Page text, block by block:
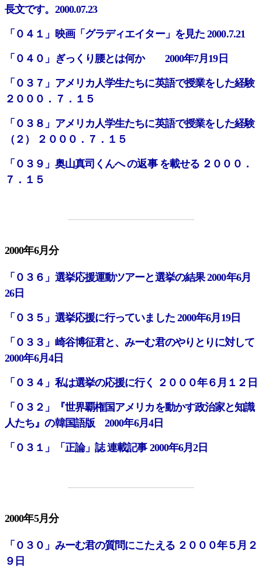
長文です。2000.07.23
「０４１」映画「グラディエイター」を見た 2000.7.21
「０４０」ぎっくり腰とは何か 2000年7月19日
「０３７」アメリカ人学生たちに英語で授業をした経験
２０００．７．１５
「０３８」アメリカ人学生たちに英語で授業をした経験
（２） ２０００．７．１５
「０３９」奥山真司くんへ の返事 を載せる ２０００．
７．１５
2000年6月分
「０３６」選挙応援運動ツアーと選挙の結果 2000年6月
26日
「０３５」選挙応援に行っていました 2000年6月19日
「０３３」崎谷博征君と、みーむ君のやりとりに対して
2000年6月4日
「０３４」私は選挙の応援に行く ２０００年６月１２日
「０３２」『世界覇権国アメリカを動かす政治家と知識
人たち』の韓国語版 2000年6月4日
「０３１」「正論」誌 連載記事 2000年6月2日
2000年5月分
「０３０」みーむ君の質問にこたえる ２０００年５月２
９日